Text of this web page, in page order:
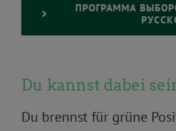
ПРОГРАММА
Du kannst dabei
Du brennst für grüne